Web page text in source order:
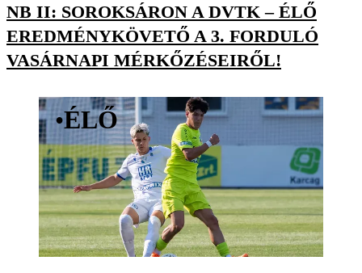
NB II: SOROKSÁRON A DVTK – ÉLŐ
EREDMÉNYKÖVETŐ A 3. FORDULÓ
VASÁRNAPI MÉRKŐZÉSEIRŐL!
•ÉLŐ